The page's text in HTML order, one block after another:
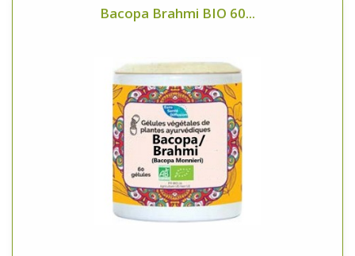
Bacopa Brahmi BIO 60...